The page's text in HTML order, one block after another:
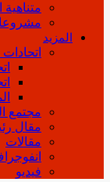
متناهية
المزيد
مجتمع
مقال
مقالات
فيديو